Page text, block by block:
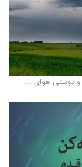
و دوبیتی هوای ...